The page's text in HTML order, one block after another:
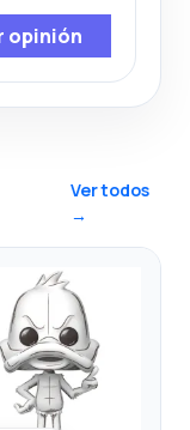
opinión
Ver todos
→